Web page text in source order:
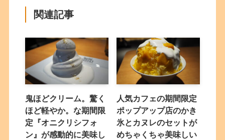
関連記事
鬼ほどクリーム。驚く
ほど軽やか。な期間限
定『オニクリシフォ
ン』が感動的に美味し
人気カフェの期間限定
ポップアップ店のかき
氷とカヌレのセットが
めちゃくちゃ美味しい